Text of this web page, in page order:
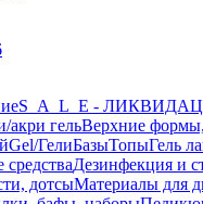
S_A_L_E -
акри гельВерхние
Gel/ГелиБазыТопыГель
Дезинфекция и
дотсыМатериалы для